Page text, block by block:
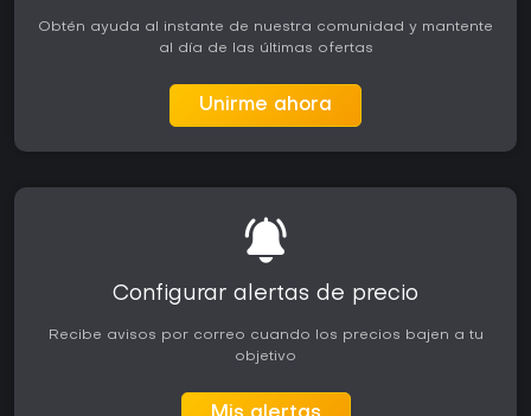
Obtén ayuda al instante de nuestra comunidad y mantente
al día de las últimas ofertas
Unirme ahora
Configurar alertas de precio
Recibe avisos por correo cuando los precios bajen a tu
objetivo